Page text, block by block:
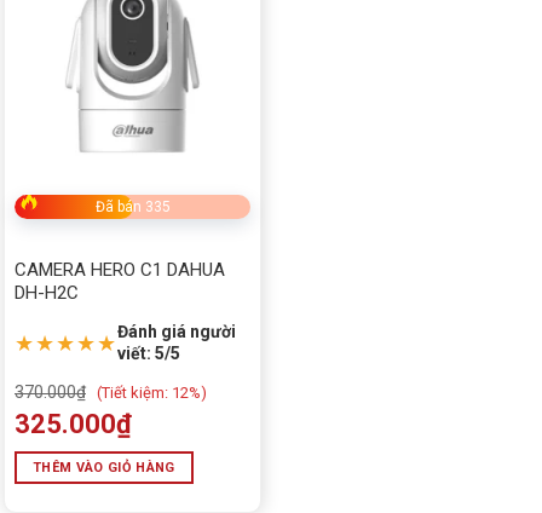
Đã bán 335
CAMERA HERO C1 DAHUA
DH-H2C
★★★★★Đánh giá người
viết: 5/5
370.000₫ (Tiết kiệm: 12%)
325.000₫
THÊM VÀO GIỎ HÀNG